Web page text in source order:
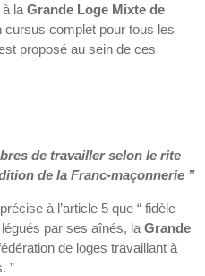
la Grande Loge Mixte de
cursus complet pour tous les
proposé au sein de ces
de travailler selon le rite
de la Franc-maçonnerie ”
à l’article 5 que “ fidèle
par ses aînés, la Grande
de loges travaillant à
”